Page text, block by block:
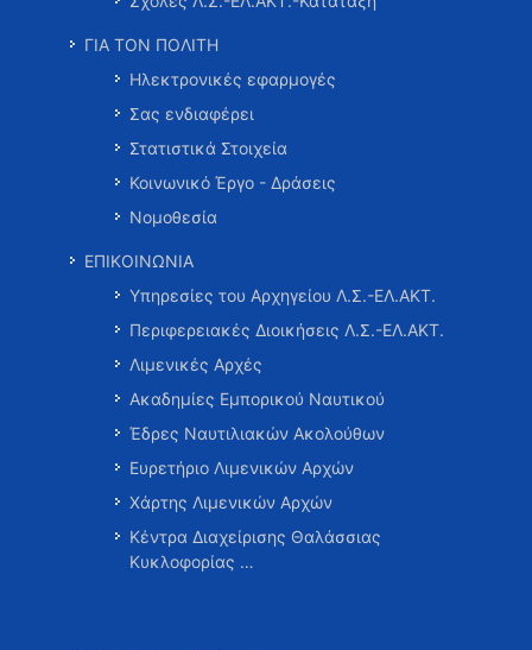
ΓΙΑ ΤΟΝ ΠΟΛΙΤΗ
Ηλεκτρονικές εφαρμογές
Σας ενδιαφέρει
Στατιστικά Στοιχεία
Κοινωνικό Έργο - Δράσεις
Νομοθεσία
ΕΠΙΚΟΙΝΩΝΙΑ
Υπηρεσίες του Αρχηγείου Λ.Σ.-ΕΛ.ΑΚΤ.
Περιφερειακές Διοικήσεις Λ.Σ.-ΕΛ.ΑΚΤ.
Λιμενικές Αρχές
Ακαδημίες Εμπορικού Ναυτικού
Έδρες Ναυτιλιακών Ακολούθων
Ευρετήριο Λιμενικών Αρχών
Χάρτης Λιμενικών Αρχών
Κέντρα Διαχείρισης Θαλάσσιας
Κυκλοφορίας …